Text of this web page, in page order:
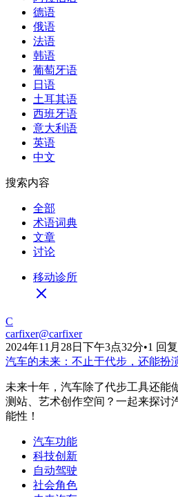
德语
俄语
法语
韩语
葡萄牙语
日语
土耳其语
西班牙语
意大利语
英语
中文
搜索内容
全部
术语词典
文章
讨论
移动诊所
C
carfixer@carfixer
2024年11月28日下午3点32分•1 回复
汽车的未来：不止于代步，还能扮
未来十年，汽车除了代步工具还能
测站、艺术创作空间？一起来探讨
能性！
汽车功能
科技创新
自动驾驶
社会角色